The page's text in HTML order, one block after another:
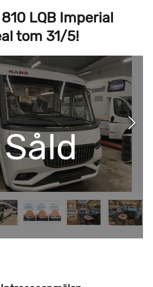
810 LQB Imperial
tom 31/5!
Såld